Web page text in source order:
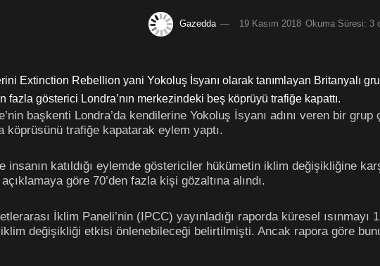
Gazedda 19 Kasım 2018 Okuma Süresi: 3
Extinction Rebellion yani Yokoluş İsyanı olarak tanımlayan Britanyalı
fazla gösterici Londra’nın merkezindeki beş köprüyü trafiğe kapattı.
başkenti Londra’da kendilerine Yokoluş İsyanı adını veren bir
köprüsünü trafiğe kapatarak eylem yaptı.
insanın katıldığı eylemde göstericiler hükümetin iklim değişikliğine
açıklamaya göre 70’den fazla kişi gözaltına alındı.
İklim Paneli’nin (IPCC) yayınladığı raporda küresel
değişikliği etkisi önlenebileceği belirtilmişti. Ancak rapora göre